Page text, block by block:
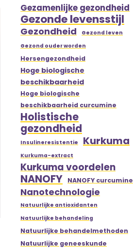
Gezamenlijke gezondheid
Gezonde levensstijl
Gezondheid
Gezond leven
Gezond ouder worden
Hersengezondheid
Hoge biologische
beschikbaarheid
Hoge biologische
beschikbaarheid curcumine
Holistische
gezondheid
Insulineresistentie Kurkuma
Kurkuma-extract
Kurkuma voordelen
NANOFY NANOFY curcumine
Nanotechnologie
Natuurlijke antioxidanten
Natuurlijke behandeling
Natuurlijke behandelmethoden
Natuurlijke geneeskunde